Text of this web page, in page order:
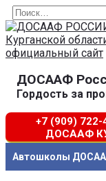
Перейти
к
содержанию
Search
for:
ДОСААФ
Гордость за
+7 (909)
ДОСААФ
Автошколы